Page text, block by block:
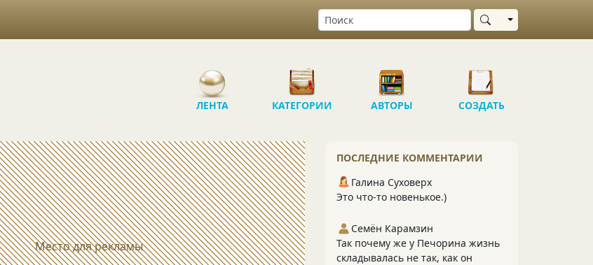
Выбрать область
ЛЕНТА КАТЕГОРИИ АВТОРЫ СОЗДАТЬ
Место для рекламы
ПОСЛЕДНИЕ КОММЕНТАРИИ
Галина Суховерх
Это что-то новенькое.)
Семён Карамзин
Так почему же у Печорина жизнь
складывалась не так, как он